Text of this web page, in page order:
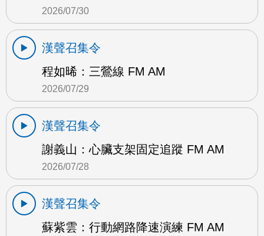
2026/07/30
漢聲召集令
程如晞：三鶯線 FM AM
2026/07/29
漢聲召集令
謝義山：心臟支架固定追蹤 FM AM
2026/07/28
漢聲召集令
蘇紫雲：行動網路降速演練 FM AM